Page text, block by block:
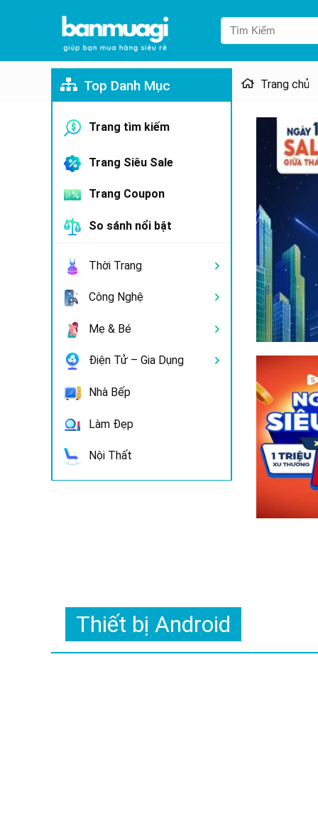
Top Danh Mục
Trang tìm kiếm
Trang Siêu Sale
Trang Coupon
So sánh nổi bật
Thời Trang
Công Nghệ
Mẹ & Bé
Điện Tử – Gia Dụng
Nhà Bếp
Làm Đẹp
Nội Thất
Trang chủ
Thiết bị Android